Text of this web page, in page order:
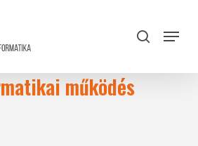
search
Menu
működés
Close